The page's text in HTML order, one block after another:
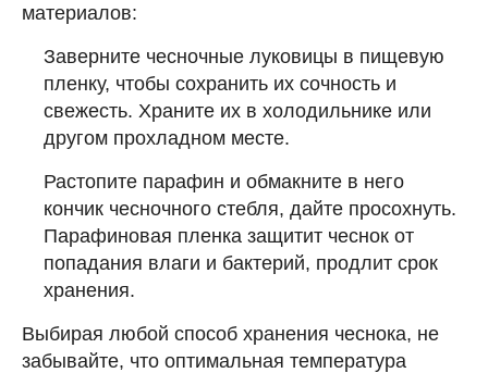
материалов:
Заверните чесночные луковицы в пищевую
пленку, чтобы сохранить их сочность и
свежесть. Храните их в холодильнике или
другом прохладном месте.
Растопите парафин и обмакните в него
кончик чесночного стебля, дайте просохнуть.
Парафиновая пленка защитит чеснок от
попадания влаги и бактерий, продлит срок
хранения.
Выбирая любой способ хранения чеснока, не
забывайте, что оптимальная температура